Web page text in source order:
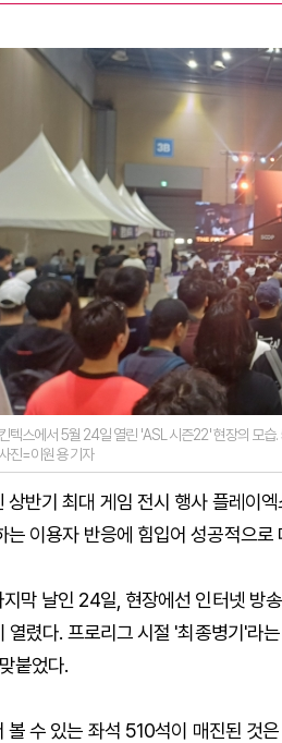
킨텍스에서 5월 24일 열린 'ASL 시즌22' 현장의 모습
사진=이원용 기자
상반기 최대 게임 전시 행사 플레이
는 이용자 반응에 힘입어 성공적으로
막 날인 24일, 현장에선 인터넷 방
열렸다. 프로리그 시절 '최종병기'라
붙었다.
볼 수 있는 좌석 510석이 매진된 것